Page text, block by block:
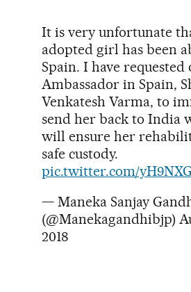
It is very unfortunate
adopted girl has been
Spain. I have requested
Ambassador in Spain,
Venkatesh Varma, to
send her back to India
will ensure her
safe custody.
pic.twitter.com/
— Maneka Sanjay
(@Manekagandhibjp)
2018